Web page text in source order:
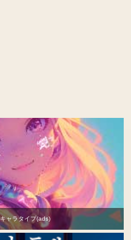
ャラタイプ(ads)